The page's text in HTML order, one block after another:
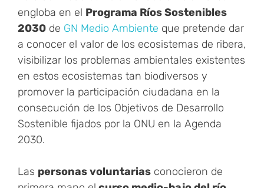
engloba en el Programa Ríos Sostenibles
2030 de GN Medio Ambiente que pretende dar
a conocer el valor de los ecosistemas de ribera,
visibilizar los problemas ambientales existentes
en estos ecosistemas tan biodiversos y
promover la participación ciudadana en la
consecución de los Objetivos de Desarrollo
Sostenible fijados por la ONU en la Agenda
2030.
Las personas voluntarias conocieron de